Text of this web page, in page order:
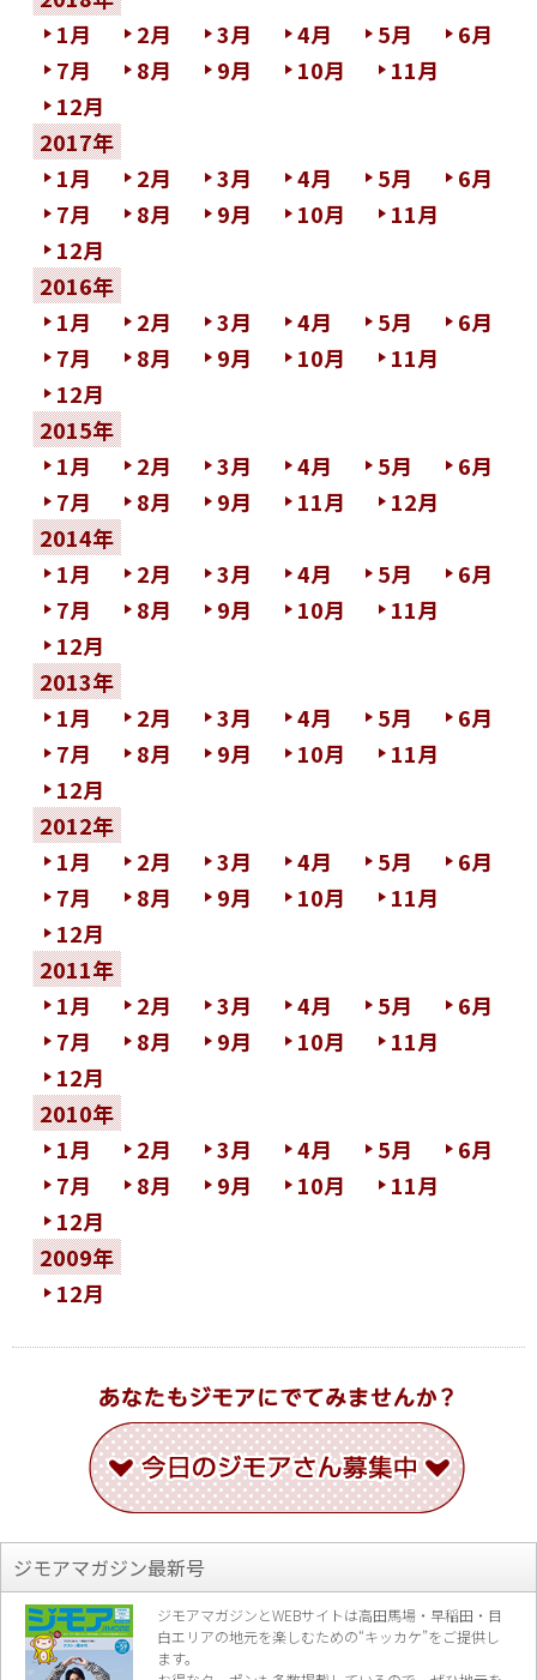
1月
2月 3月 4月 5月
6月
7月
8月 9月 10月
11月
12月
2017年
1月
2月 3月 4月 5月
6月
7月
8月 9月 10月
11月
12月
2016年
1月
2月 3月 4月 5月
6月
7月
8月 9月 10月
11月
12月
2015年
1月
2月 3月 4月 5月
6月
7月
8月 9月 11月
12月
2014年
1月
2月 3月 4月 5月
6月
7月
8月 9月 10月
11月
12月
2013年
1月
2月 3月 4月 5月
6月
7月
8月 9月 10月
11月
12月
2012年
1月
2月 3月 4月 5月
6月
7月
8月 9月 10月
11月
12月
2011年
1月
2月 3月 4月 5月
6月
7月
8月 9月 10月
11月
12月
2010年
1月
2月 3月 4月 5月
6月
7月
8月 9月 10月
11月
12月
2009年
12月
ジモアマガジン最新号
ジモアマガジンとWEBサイトは高田馬場・早稲田・目
白エリアの地元を楽しむための“キッカケ”をご提供し
ます。